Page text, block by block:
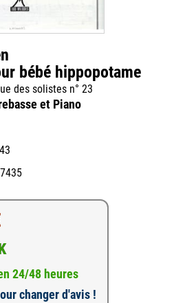
bébé hippopotame
des solistes n° 23
et Piano
24/48 heures
changer d'avis !